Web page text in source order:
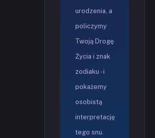
urodzenia, a
policzymy
Twoją Drogę
Życia i znak
zodiaku - i
pokażemy
osobistą
interpretację
tego snu.